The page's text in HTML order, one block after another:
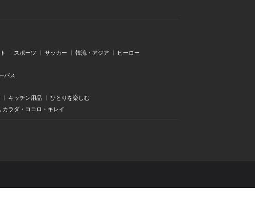
スポーツ サッカー 韓流・アジア ヒーロー
パス
キッチン用品 ひとりを楽しむ
カラダ・ココロ・キレイ